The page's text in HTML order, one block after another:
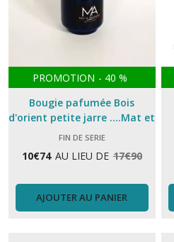
PROMOTION - 40 %
Bougie pafumée Bois
d'orient petite jarre ....Mat et
Amandine
FIN DE SERIE
10€74 AU LIEU DE 17€90
AJOUTER AU PANIER